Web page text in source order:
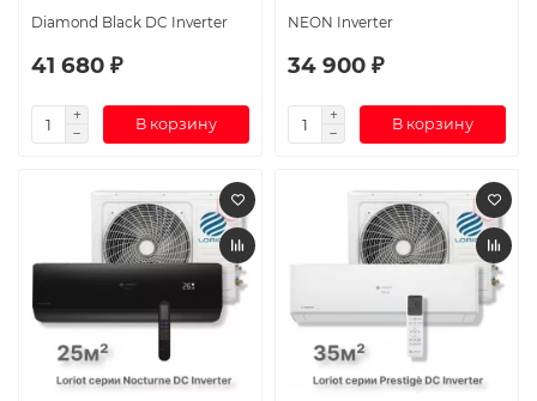
Diamond Black DC Inverter
41 680 ₽
В корзину
NEON Inverter
34 900 ₽
В корзину